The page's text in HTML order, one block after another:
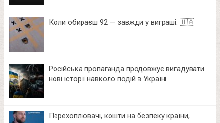
Коли обираєш 92 — завжди у виграші. 🇺🇦
Російська пропаганда продовжує вигадувати
нові історії навколо подій в Україні
Перехоплювачі, кошти на безпеку країни,